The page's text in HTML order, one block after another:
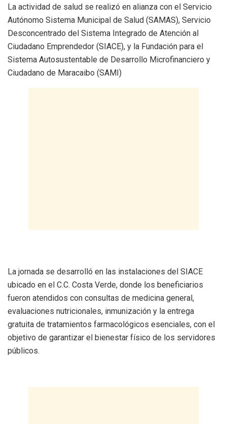
La actividad de salud se realizó en alianza con el Servicio
Autónomo Sistema Municipal de Salud (SAMAS), Servicio
Desconcentrado del Sistema Integrado de Atención al
Ciudadano Emprendedor (SIACE), y la Fundación para el
Sistema Autosustentable de Desarrollo Microfinanciero y
Ciudadano de Maracaibo (SAMI)
La jornada se desarrolló en las instalaciones del SIACE
ubicado en el C.C. Costa Verde, donde los beneficiarios
fueron atendidos con consultas de medicina general,
evaluaciones nutricionales, inmunización y la entrega
gratuita de tratamientos farmacológicos esenciales, con el
objetivo de garantizar el bienestar físico de los servidores
públicos.